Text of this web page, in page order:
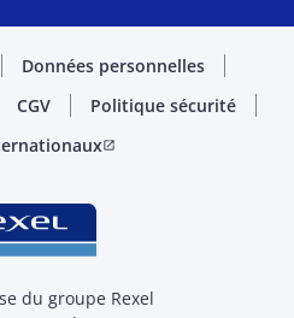
Données personnelles
CGV
Politique sécurité
open_in_new
du groupe Rexel